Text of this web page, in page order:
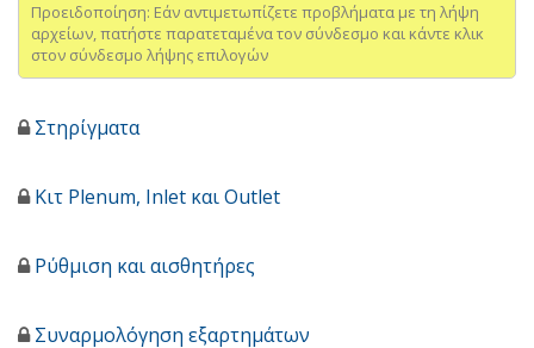
Προειδοποίηση: Εάν αντιμετωπίζετε προβλήματα με τη λήψη
αρχείων, πατήστε παρατεταμένα τον σύνδεσμο και κάντε κλικ
στον σύνδεσμο λήψης επιλογών
Στηρίγματα
Κιτ Plenum, Inlet και Outlet
Ρύθμιση και αισθητήρες
Συναρμολόγηση εξαρτημάτων